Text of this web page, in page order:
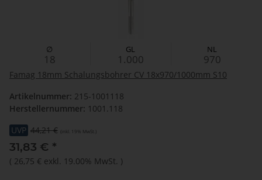
∅
18
GL
1.000
NL
970
Famag 18mm Schalungsbohrer CV 18x970/1000mm S10
Artikelnummer: 215-1001118
Herstellernummer: 1001.118
UVP 44,21 € (inkl. 19% MwSt.)
31,83 € *
( 26,75 € exkl. 19.00% MwSt. )